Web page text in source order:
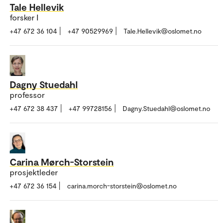
Tale Hellevik
forsker I
+47 672 36 104 +47 90529969 Tale.Hellevik@oslomet.no
Dagny Stuedahl
professor
+47 672 38 437 +47 99728156 Dagny.Stuedahl@oslomet.no
Carina Mørch-Storstein
prosjektleder
+47 672 36 154 carina.morch-storstein@oslomet.no